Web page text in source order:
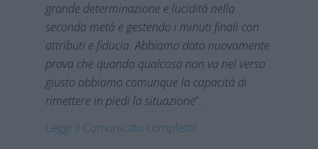
grande determinazione e lucidità nella
seconda metà e gestendo i minuti finali con
attributi e fiducia. Abbiamo dato nuovamente
prova che quando qualcosa non va nel verso
giusto abbiamo comunque la capacità di
rimettere in piedi la situazione”.
Leggi il Comunicato completo!